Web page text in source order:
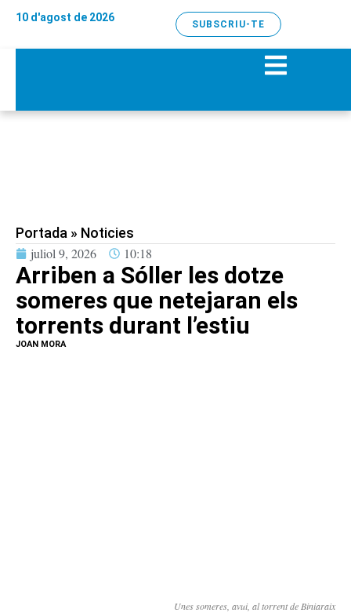
10 d'agost de 2026
SUBSCRIU-TE
Portada » Noticies
juliol 9, 2026
10:18
Arriben a Sóller les dotze
someres que netejaran els
torrents durant l’estiu
JOAN MORA
Unes someres, avui, al torrent de Biniaraix